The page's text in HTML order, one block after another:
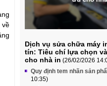
về
Dịch vụ sửa chữa máy
tín: Tiêu chí lựa chọn
cho nhà in (26/02/2026
Quy định tem nhãn sản
10:35)